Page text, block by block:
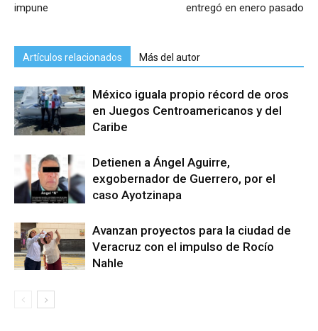
impune
entregó en enero pasado
Artículos relacionados Más del autor
México iguala propio récord de oros
en Juegos Centroamericanos y del
Caribe
Detienen a Ángel Aguirre,
exgobernador de Guerrero, por el
caso Ayotzinapa
Avanzan proyectos para la ciudad de
Veracruz con el impulso de Rocío
Nahle